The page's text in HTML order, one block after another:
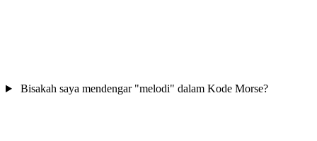
Bisakah saya mendengar "melodi" dalam Kode Morse?